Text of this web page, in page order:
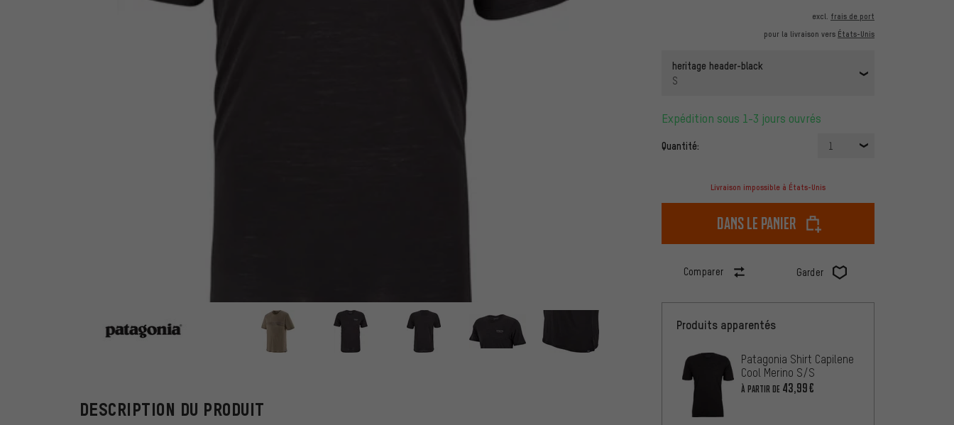
excl. frais de port
pour la livraison vers États-Unis
heritage header-black
S
Expédition sous 1-3 jours ouvrés
Quantité: 1
Livraison impossible à États-Unis
dans le panier
Comparer Garder
DESCRIPTION DU PRODUIT
Produits apparentés
Patagonia Shirt Capilene
Cool Merino S/S
À PARTIR DE 43,99€